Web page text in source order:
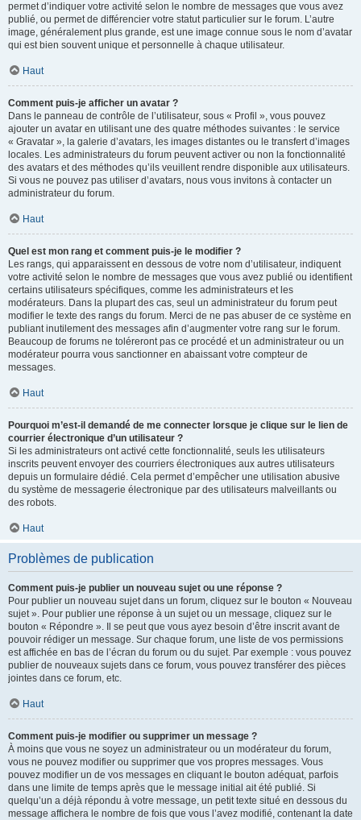
permet d’indiquer votre activité selon le nombre de messages que vous avez
publié, ou permet de différencier votre statut particulier sur le forum. L’autre
image, généralement plus grande, est une image connue sous le nom d’avatar
qui est bien souvent unique et personnelle à chaque utilisateur.
Haut
Comment puis-je afficher un avatar ?
Dans le panneau de contrôle de l’utilisateur, sous « Profil », vous pouvez
ajouter un avatar en utilisant une des quatre méthodes suivantes : le service
« Gravatar », la galerie d’avatars, les images distantes ou le transfert d’images
locales. Les administrateurs du forum peuvent activer ou non la fonctionnalité
des avatars et des méthodes qu’ils veuillent rendre disponible aux utilisateurs.
Si vous ne pouvez pas utiliser d’avatars, nous vous invitons à contacter un
administrateur du forum.
Haut
Quel est mon rang et comment puis-je le modifier ?
Les rangs, qui apparaissent en dessous de votre nom d’utilisateur, indiquent
votre activité selon le nombre de messages que vous avez publié ou identifient
certains utilisateurs spécifiques, comme les administrateurs et les
modérateurs. Dans la plupart des cas, seul un administrateur du forum peut
modifier le texte des rangs du forum. Merci de ne pas abuser de ce système en
publiant inutilement des messages afin d’augmenter votre rang sur le forum.
Beaucoup de forums ne toléreront pas ce procédé et un administrateur ou un
modérateur pourra vous sanctionner en abaissant votre compteur de
messages.
Haut
Pourquoi m’est-il demandé de me connecter lorsque je clique sur le lien de
courrier électronique d’un utilisateur ?
Si les administrateurs ont activé cette fonctionnalité, seuls les utilisateurs
inscrits peuvent envoyer des courriers électroniques aux autres utilisateurs
depuis un formulaire dédié. Cela permet d’empêcher une utilisation abusive
du système de messagerie électronique par des utilisateurs malveillants ou
des robots.
Haut
Problèmes de publication
Comment puis-je publier un nouveau sujet ou une réponse ?
Pour publier un nouveau sujet dans un forum, cliquez sur le bouton « Nouveau
sujet ». Pour publier une réponse à un sujet ou un message, cliquez sur le
bouton « Répondre ». Il se peut que vous ayez besoin d’être inscrit avant de
pouvoir rédiger un message. Sur chaque forum, une liste de vos permissions
est affichée en bas de l’écran du forum ou du sujet. Par exemple : vous pouvez
publier de nouveaux sujets dans ce forum, vous pouvez transférer des pièces
jointes dans ce forum, etc.
Haut
Comment puis-je modifier ou supprimer un message ?
À moins que vous ne soyez un administrateur ou un modérateur du forum,
vous ne pouvez modifier ou supprimer que vos propres messages. Vous
pouvez modifier un de vos messages en cliquant le bouton adéquat, parfois
dans une limite de temps après que le message initial ait été publié. Si
quelqu’un a déjà répondu à votre message, un petit texte situé en dessous du
message affichera le nombre de fois que vous l’avez modifié, contenant la date